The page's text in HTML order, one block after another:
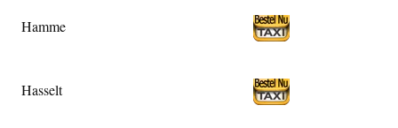
Hamme
Hasselt